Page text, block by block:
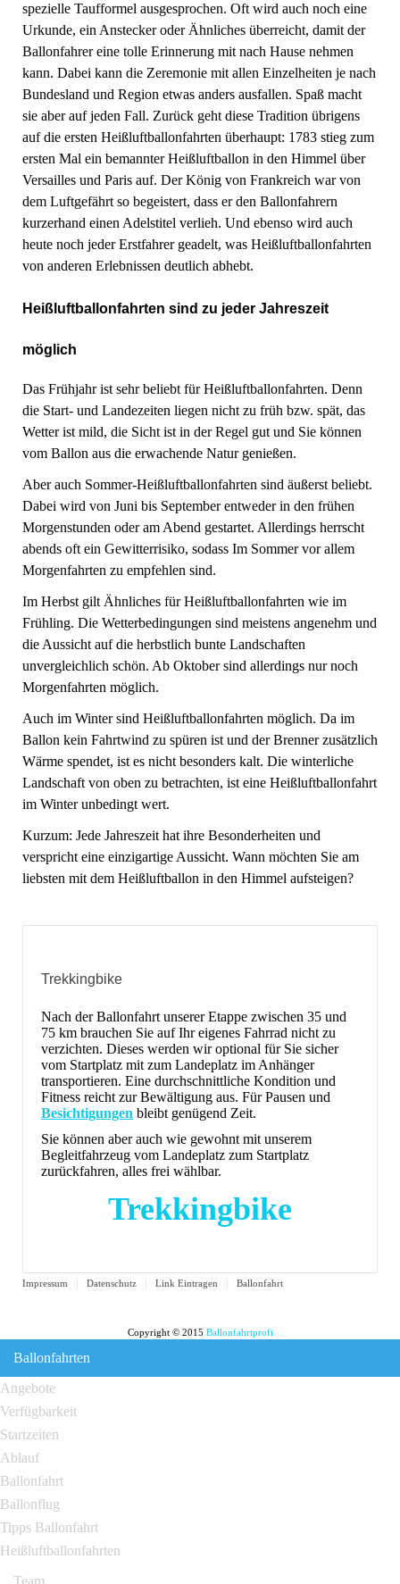
spezielle Taufformel ausgesprochen. Oft wird auch noch eine
Urkunde, ein Anstecker oder Ähnliches überreicht, damit der
Ballonfahrer eine tolle Erinnerung mit nach Hause nehmen
kann. Dabei kann die Zeremonie mit allen Einzelheiten je nach
Bundesland und Region etwas anders ausfallen. Spaß macht
sie aber auf jeden Fall. Zurück geht diese Tradition übrigens
auf die ersten Heißluftballonfahrten überhaupt: 1783 stieg zum
ersten Mal ein bemannter Heißluftballon in den Himmel über
Versailles und Paris auf. Der König von Frankreich war von
dem Luftgefährt so begeistert, dass er den Ballonfahrern
kurzerhand einen Adelstitel verlieh. Und ebenso wird auch
heute noch jeder Erstfahrer geadelt, was Heißluftballonfahrten
von anderen Erlebnissen deutlich abhebt.
Heißluftballonfahrten sind zu jeder Jahreszeit
möglich
Das Frühjahr ist sehr beliebt für Heißluftballonfahrten. Denn
die Start- und Landezeiten liegen nicht zu früh bzw. spät, das
Wetter ist mild, die Sicht ist in der Regel gut und Sie können
vom Ballon aus die erwachende Natur genießen.
Aber auch Sommer-Heißluftballonfahrten sind äußerst beliebt.
Dabei wird von Juni bis September entweder in den frühen
Morgenstunden oder am Abend gestartet. Allerdings herrscht
abends oft ein Gewitterrisiko, sodass Im Sommer vor allem
Morgenfahrten zu empfehlen sind.
Im Herbst gilt Ähnliches für Heißluftballonfahrten wie im
Frühling. Die Wetterbedingungen sind meistens angenehm und
die Aussicht auf die herbstlich bunte Landschaften
unvergleichlich schön. Ab Oktober sind allerdings nur noch
Morgenfahrten möglich.
Auch im Winter sind Heißluftballonfahrten möglich. Da im
Ballon kein Fahrtwind zu spüren ist und der Brenner zusätzlich
Wärme spendet, ist es nicht besonders kalt. Die winterliche
Landschaft von oben zu betrachten, ist eine Heißluftballonfahrt
im Winter unbedingt wert.
Kurzum: Jede Jahreszeit hat ihre Besonderheiten und
verspricht eine einzigartige Aussicht. Wann möchten Sie am
liebsten mit dem Heißluftballon in den Himmel aufsteigen?
Trekkingbike
Nach der Ballonfahrt unserer Etappe zwischen 35 und
75 km brauchen Sie auf Ihr eigenes Fahrrad nicht zu
verzichten. Dieses werden wir optional für Sie sicher
vom Startplatz mit zum Landeplatz im Anhänger
transportieren. Eine durchschnittliche Kondition und
Fitness reicht zur Bewältigung aus. Für Pausen und
Besichtigungen bleibt genügend Zeit.
Sie können aber auch wie gewohnt mit unserem
Begleitfahrzeug vom Landeplatz zum Startplatz
zurückfahren, alles frei wählbar.
Trekkingbike
Impressum Datenschutz Link Eintragen Ballonfahrt
Copyright © 2015 Ballonfahrtprofi
Ballonfahrten
Angebote
Verfügbarkeit
Startzeiten
Ablauf
Ballonfahrt
Ballonflug
Tipps Ballonfahrt
Heißluftballonfahrten
Team